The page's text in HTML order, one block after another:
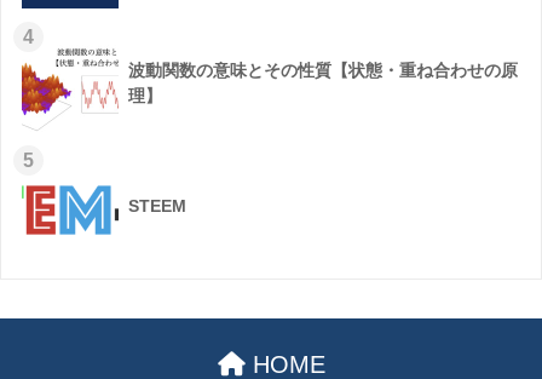
4
波動関数の意味とその性質【状態・重ね合わせの原
理】
5
STEEM
HOME